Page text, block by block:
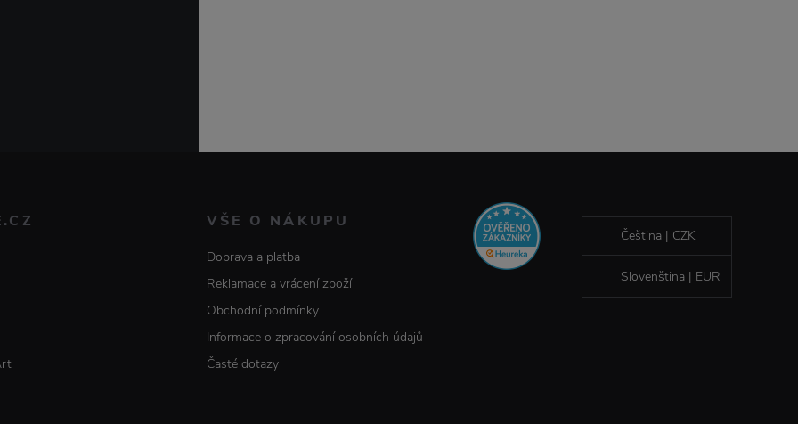
VŠE O NÁKUPU
Doprava a platba
Reklamace a vrácení zboží
Obchodní podmínky
Informace o zpracování osobních údajů
Časté dotazy
Čeština | CZK
Slovenština | EUR